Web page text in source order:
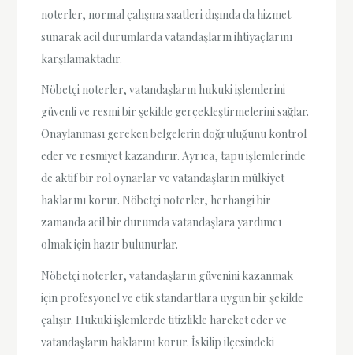
noterler, normal çalışma saatleri dışında da hizmet
sunarak acil durumlarda vatandaşların ihtiyaçlarını
karşılamaktadır.
Nöbetçi noterler, vatandaşların hukuki işlemlerini
güvenli ve resmi bir şekilde gerçekleştirmelerini sağlar.
Onaylanması gereken belgelerin doğruluğunu kontrol
eder ve resmiyet kazandırır. Ayrıca, tapu işlemlerinde
de aktif bir rol oynarlar ve vatandaşların mülkiyet
haklarını korur. Nöbetçi noterler, herhangi bir
zamanda acil bir durumda vatandaşlara yardımcı
olmak için hazır bulunurlar.
Nöbetçi noterler, vatandaşların güvenini kazanmak
için profesyonel ve etik standartlara uygun bir şekilde
çalışır. Hukuki işlemlerde titizlikle hareket eder ve
vatandaşların haklarını korur. İskilip ilçesindeki